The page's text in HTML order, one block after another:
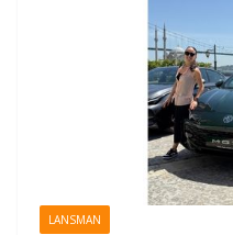
LANSMAN